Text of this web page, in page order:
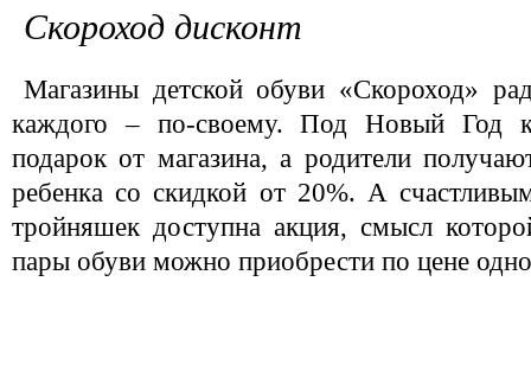
Скороход дисконт
Магазины детской обуви «Скороход»
каждого – по-своему. Под Новый Год
подарок от магазина, а родители
ребенка со скидкой от 20%. А
тройняшек доступна акция, смысл
пары обуви можно приобрести по цене